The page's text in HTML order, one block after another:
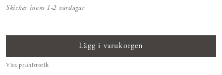
Skickas inom 1-2 vardagar
Lägg i varukorgen
Visa prishistorik